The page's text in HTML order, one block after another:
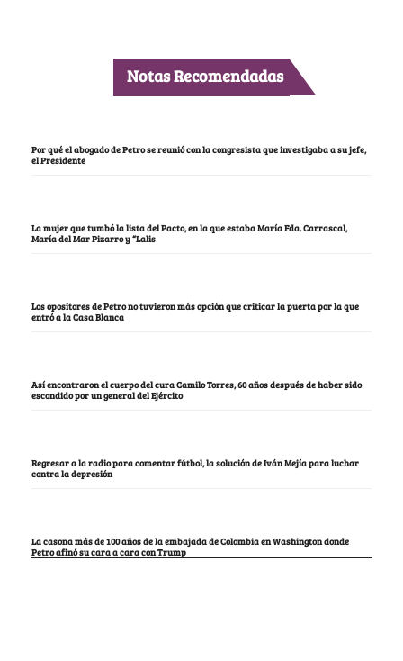
Notas Recomendadas
Por qué el abogado de Petro se reunió con la congresista que investigaba a su jefe,
el Presidente
La mujer que tumbó la lista del Pacto, en la que estaba María Fda. Carrascal,
María del Mar Pizarro y “Lalis
Los opositores de Petro no tuvieron más opción que criticar la puerta por la que
entró a la Casa Blanca
Así encontraron el cuerpo del cura Camilo Torres, 60 años después de haber sido
escondido por un general del Ejército
Regresar a la radio para comentar fútbol, la solución de Iván Mejía para luchar
contra la depresión
La casona más de 100 años de la embajada de Colombia en Washington donde
Petro afinó su cara a cara con Trump